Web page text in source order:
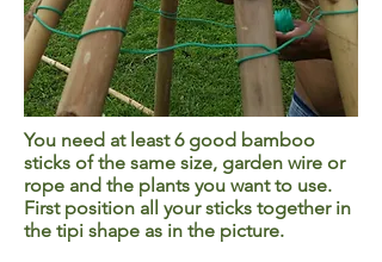
You need at least 6 good bamboo
sticks of the same size, garden wire or
rope and the plants you want to use.
First position all your sticks together in
the tipi shape as in the picture.